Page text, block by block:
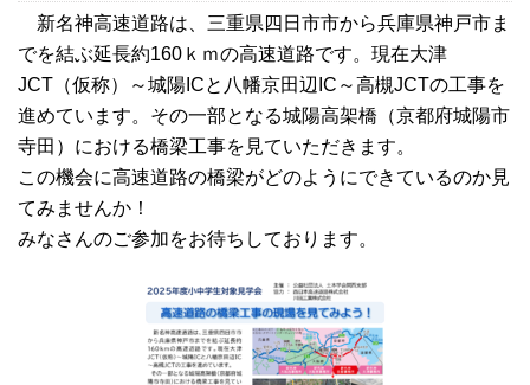
新名神高速道路は、三重県四日市市から兵庫県神戸市ま
でを結ぶ延長約160ｋｍの高速道路です。現在大津
JCT（仮称）～城陽ICと八幡京田辺IC～高槻JCTの工事を
進めています。その一部となる城陽高架橋（京都府城陽市
寺田）における橋梁工事を見ていただきます。
この機会に高速道路の橋梁がどのようにできているのか見
てみませんか！
みなさんのご参加をお待ちしております。